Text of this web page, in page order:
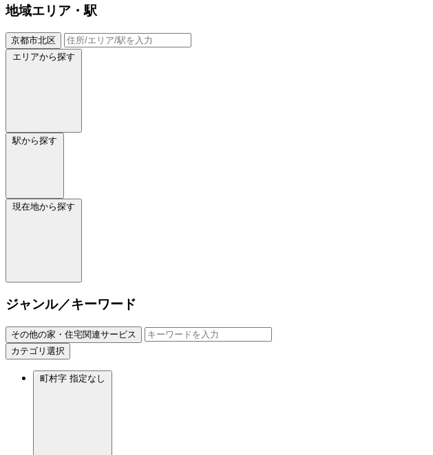
地域エリア・駅
京都市北区
エリアから探す
駅から探す
現在地から探す
ジャンル／キーワード
その他の家・住宅関連サービス
カテゴリ選択
町村字 指定なし